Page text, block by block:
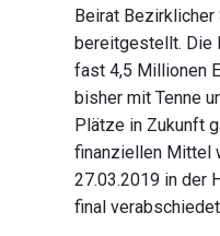
Beirat
bereitgestellt. Die
fast 4,5 Millionen
bisher mit Tenne
Plätze in Zukunft
finanziellen Mittel
27.03.2019 in der
final